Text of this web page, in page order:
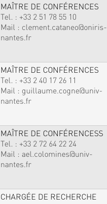
MAÎTRE DE CONFÉRENCES
Tel. : +33 2 51 78 55 10
Mail : clement.cataneo@oniris-
nantes.fr
MAÎTRE DE CONFÉRENCES
Tel. : +33 2 40 17 26 11
Mail : guillaume.cogne@univ-
nantes.fr
MAÎTRE DE CONFÉRENCESS
Tel. : +33 2 72 64 22 24
Mail : ael.colomines@univ-
nantes.fr
CHARGÉE DE RECHERCHE